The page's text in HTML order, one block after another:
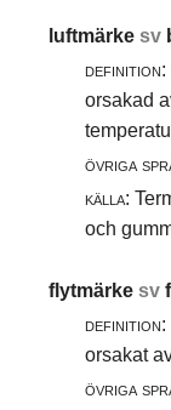
luftmärkesv
definition:
orsakad
övriga
källa:
och
flytmärkesv
definition:
orsakat
övriga